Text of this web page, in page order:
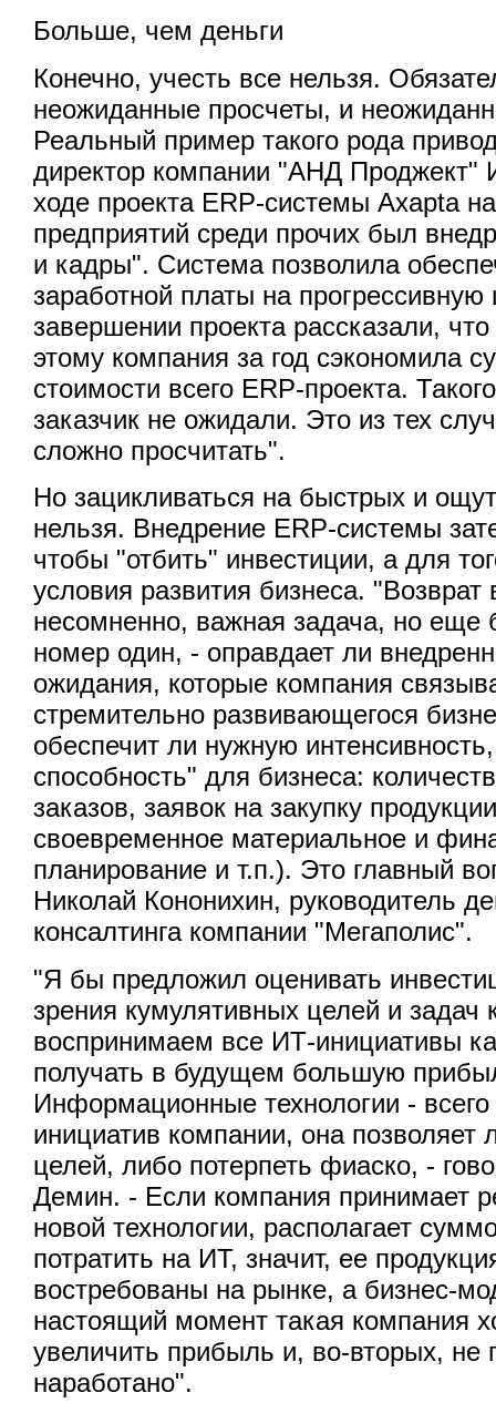
Больше, чем деньги
Конечно, учесть все нельзя.
неожиданные просчеты, и
Реальный пример такого рода
директор компании "АНД Проджект"
ходе проекта ERP-системы Axapta
предприятий среди прочих был
и кадры". Система позволила
заработной платы на
завершении проекта рассказали,
этому компания за год сэкономила
стоимости всего ERP-проекта.
заказчик не ожидали. Это из тех
сложно просчитать".
Но зацикливаться на быстрых и
нельзя. Внедрение ERP-системы
чтобы "отбить" инвестиции, а для
условия развития бизнеса.
несомненно, важная задача, но еще
номер один, - оправдает ли
ожидания, которые компания
стремительно развивающегося
обеспечит ли нужную
способность" для бизнеса:
заказов, заявок на закупку
своевременное материальное и
планирование и т.п.). Это главный
Николай Кононихин, руководитель
консалтинга компании "Мегаполис".
"Я бы предложил оценивать
зрения кумулятивных целей и
воспринимаем все ИТ-инициативы
получать в будущем большую
Информационные технологии -
инициатив компании, она позволяет
целей, либо потерпеть фиаско, -
Демин. - Если компания принимает
новой технологии, располагает
потратить на ИТ, значит, ее
востребованы на рынке, а бизнес-
настоящий момент такая компания
увеличить прибыль и, во-вторых, не
наработано".